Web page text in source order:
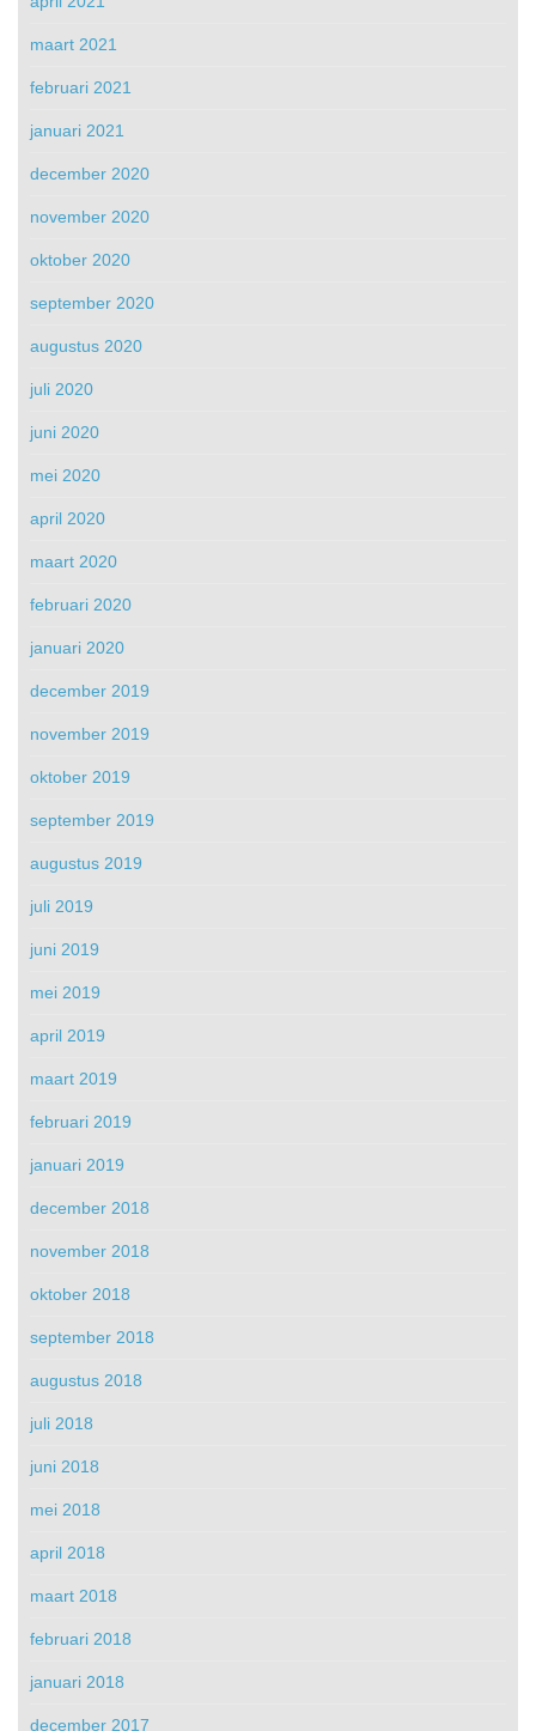
maart 2021
februari 2021
januari 2021
december 2020
november 2020
oktober 2020
september 2020
augustus 2020
juli 2020
juni 2020
mei 2020
april 2020
maart 2020
februari 2020
januari 2020
december 2019
november 2019
oktober 2019
september 2019
augustus 2019
juli 2019
juni 2019
mei 2019
april 2019
maart 2019
februari 2019
januari 2019
december 2018
november 2018
oktober 2018
september 2018
augustus 2018
juli 2018
juni 2018
mei 2018
april 2018
maart 2018
februari 2018
januari 2018
december 2017